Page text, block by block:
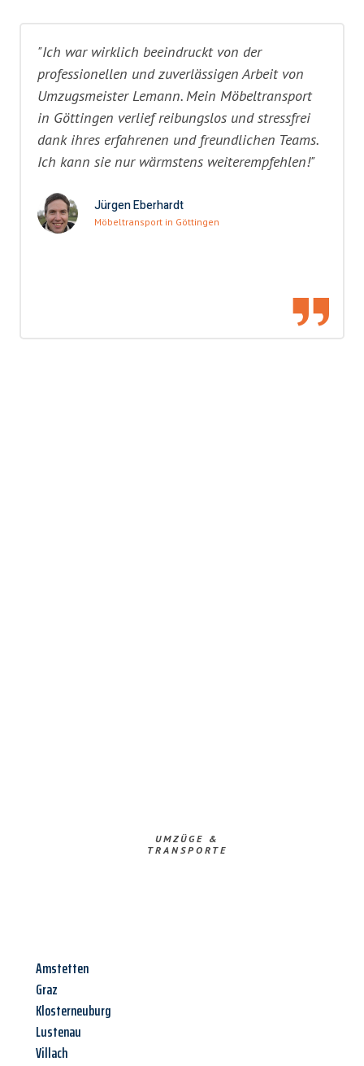
"Ich war wirklich beeindruckt von der
professionellen und zuverlässigen Arbeit von
Umzugsmeister Lemann. Mein Möbeltransport
in Göttingen verlief reibungslos und stressfrei
dank ihres erfahrenen und freundlichen Teams.
Ich kann sie nur wärmstens weiterempfehlen!"
Jürgen Eberhardt
Möbeltransport in Göttingen
UMZÜGE &
TRANSPORTE
Amstetten
Graz
Klosterneuburg
Lustenau
Villach